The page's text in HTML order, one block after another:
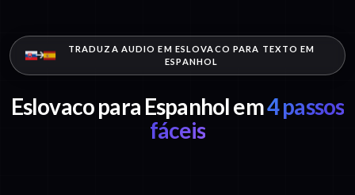
TRADUZA AUDIO EM ESLOVACO PARA TEXTO EM
ESPANHOL
Eslovaco para Espanhol em4 passos
fáceis